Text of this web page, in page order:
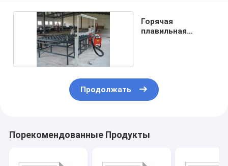
Горячая
плавильная
Продолжать
Порекомендованные Продукты